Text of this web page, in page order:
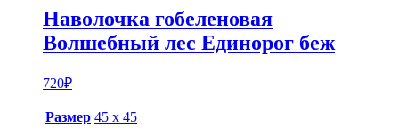
Наволочка гобеленовая
Волшебный лес Единорог беж
720₽
Размер 45 х 45